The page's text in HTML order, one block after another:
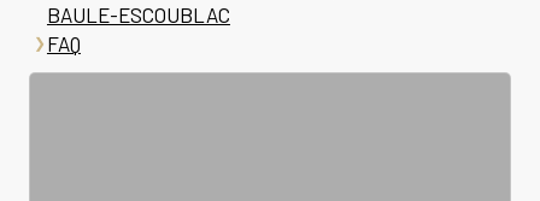
BAULE-ESCOUBLAC
FAQ